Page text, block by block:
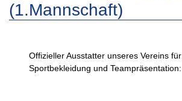
(1.Mannschaft)
Offizieller Ausstatter unseres Vereins für
Sportbekleidung und Teampräsentation: